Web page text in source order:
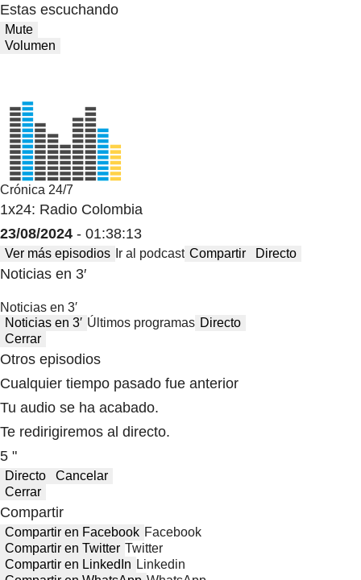
Estas escuchando
Mute
Volumen
Crónica 24/7
1x24: Radio Colombia
23/08/2024 - 01:38:13
Ver más episodios Ir al podcast Compartir Directo
Noticias en 3′
Noticias en 3′
Noticias en 3′ Últimos programas Directo
Cerrar
Otros episodios
Cualquier tiempo pasado fue anterior
Tu audio se ha acabado.
Te redirigiremos al directo.
5 "
Directo
Cancelar
Cerrar
Compartir
Compartir en Facebook Facebook
Compartir en Twitter Twitter
Compartir en LinkedIn Linkedin